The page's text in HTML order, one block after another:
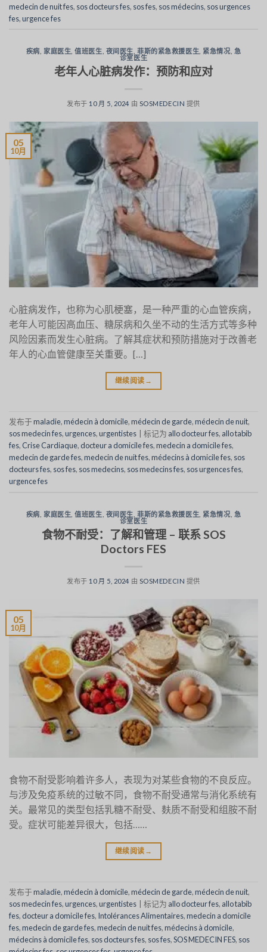
medecin de nuit fes, sos docteurs fes, sos fes, sos médecins, sos urgences
fes,urgence fes
疾病 家庭医生 ,值班医生 夜间医生 ,菲斯的紧急救援医生 紧急情况 急
诊室医生
老年人心脏病发作：预防和应对
发布于 10 月 5, 2024 由 SOSMEDECIN 提供
05
10月
心脏病发作，也称为心肌梗塞，是一种严重的心血管疾病，
老年人可能因高血压、糖尿病和久坐不动的生活方式等多种
风险因素而发生心脏病。了解其症状和预防措施对于改善老
年人的心血管健康至关重要。[…]
继续阅读 →
发布于maladie,médecin à domicile,médecin de garde,médecin de nuit,
sos medecin fes,urgences,urgentistes 标记为 allo docteur fes, allo tabib
fes, Crise Cardiaque, docteur a domicile fes,medecin a domicile fes,
medecin de garde fes,medecin de nuit fes,médecins à domicile fes, sos
docteurs fes, sos fes, sos medecins, sos medecins fes, sos urgences fes,
urgence fes
疾病 家庭医生 ,值班医生 夜间医生 ,菲斯的紧急救援医生 紧急情况 急
诊室医生
食物不耐受：了解和管理 – 联系 SOS
Doctors FES
发布于 10 月 5, 2024 由 SOSMEDECIN 提供
05
10月
食物不耐受影响着许多人，表现为对某些食物的不良反应。
与涉及免疫系统的过敏不同，食物不耐受通常与消化系统有
关。最常见的类型包括乳糖不耐受、麸质不耐受和组胺不耐
受。症状可能差异很大，包括……
继续阅读 →
发布于maladie,médecin à domicile,médecin de garde,médecin de nuit,
sos medecin fes,urgences,urgentistes 标记为 allo docteur fes, allo tabib
fes, docteur a domicile fes, Intolérances Alimentaires,medecin a domicile
fes,medecin de garde fes,medecin de nuit fes,médecins à domicile,
médecins à domicile fes, sos docteurs fes, sos fes,SOS MEDECIN FES, sos